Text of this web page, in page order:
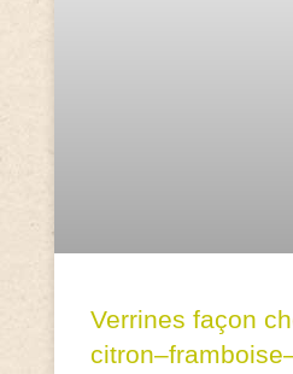
Verrines façon